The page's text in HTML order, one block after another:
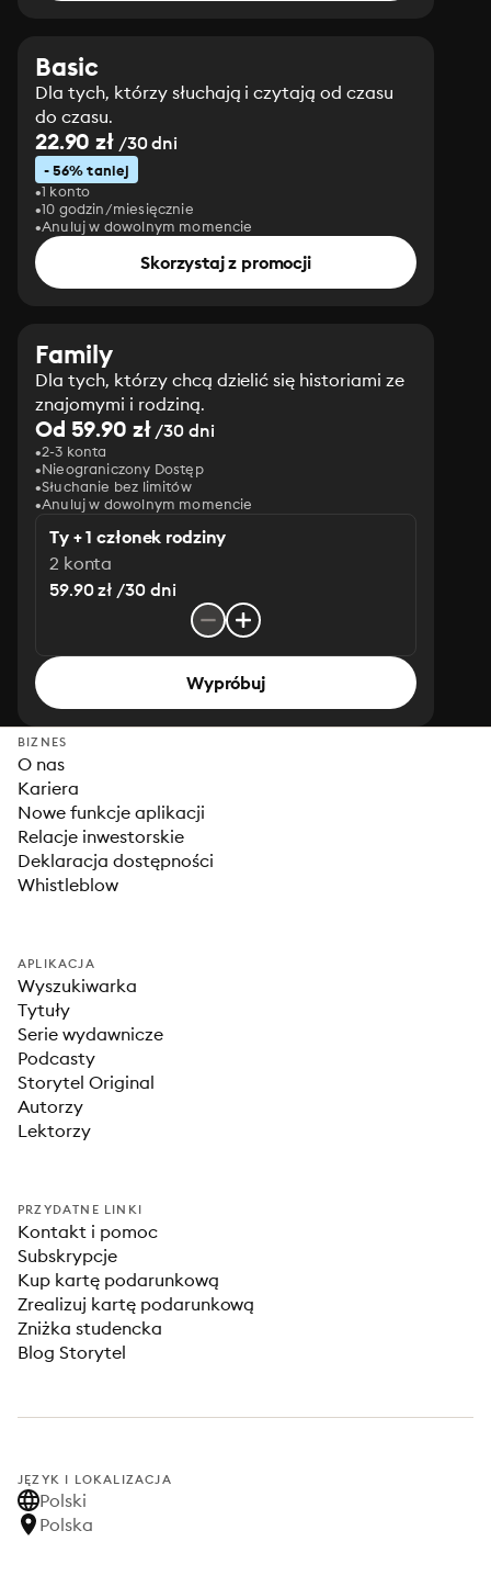
Basic
Dla tych, którzy słuchają i czytają od czasu
do czasu.
22.90 zł/30 dni
- 56% taniej
1 konto
10 godzin/miesięcznie
Anuluj w dowolnym momencie
Skorzystaj z promocji
Family
Dla tych, którzy chcą dzielić się historiami ze
znajomymi i rodziną.
Od 59.90 zł/30 dni
2-3 konta
Nieograniczony Dostęp
Słuchanie bez limitów
Anuluj w dowolnym momencie
Ty + 1 członek rodziny
2 konta
59.90 zł /30 dni
Wypróbuj
BIZNES
O nas
Kariera
Nowe funkcje aplikacji
Relacje inwestorskie
Deklaracja dostępności
Whistleblow
APLIKACJA
Wyszukiwarka
Tytuły
Serie wydawnicze
Podcasty
Storytel Original
Autorzy
Lektorzy
PRZYDATNE LINKI
Kontakt i pomoc
Subskrypcje
Kup kartę podarunkową
Zrealizuj kartę podarunkową
Zniżka studencka
Blog Storytel
JĘZYK I LOKALIZACJA
Polski
Polska